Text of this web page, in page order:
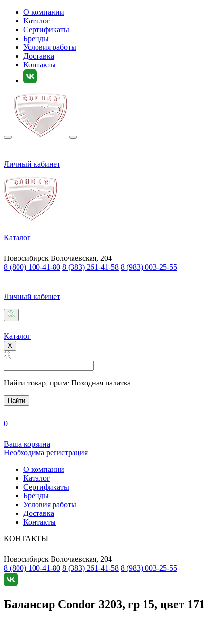
О компании
Каталог
Сертификаты
Бренды
Условия работы
Доставка
Контакты
Личный кабинет
Каталог
Новосибирск Волочаевская, 204
8 (800) 100-41-80 8 (383) 261-41-58 8 (983) 003-25-55
Личный кабинет
Каталог
X
Найти товар, прим: Походная палатка
Найти
0
Ваша корзина
Необходима регистрация
О компании
Каталог
Сертификаты
Бренды
Условия работы
Доставка
Контакты
КОНТАКТЫ
Новосибирск Волочаевская, 204
8 (800) 100-41-80 8 (383) 261-41-58 8 (983) 003-25-55
Балансир Condor 3203, гр 15, цвет 171